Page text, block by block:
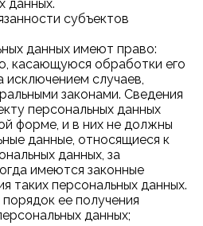
данных.
субъектов
данных имеют право:
касающуюся обработки его
исключением случаев,
законами. Сведения
персональных данных
форме, и в них не должны
данные, относящиеся к
данных, за
имеются законные
таких персональных данных.
ее получения
данных;